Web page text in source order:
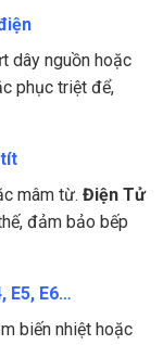
dây nguồn hoặc
phục triệt để,
mâm từ. Điện Tử
đảm bảo bếp
E5, E6…
biến nhiệt hoặc